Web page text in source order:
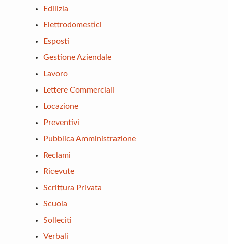
Edilizia
Elettrodomestici
Esposti
Gestione Aziendale
Lavoro
Lettere Commerciali
Locazione
Preventivi
Pubblica Amministrazione
Reclami
Ricevute
Scrittura Privata
Scuola
Solleciti
Verbali